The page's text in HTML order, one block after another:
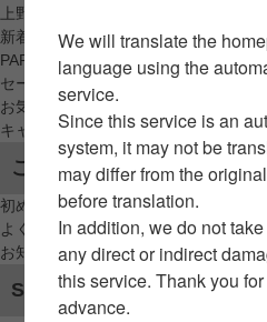
上野
新着アイテムから探す
PARCO限定アイテムから探す
セールアイテムから探す
お気に入りから探す
キャンペーン/クーポン対象から探す
ご利用案内
初めてのお客様へ
よくあるご質問 / お問い合わせ
お知らせ
SNSアカウント
We will translate the
language using the
service.
Since this service is an
system, it may not be
may differ from the
before translation.
In addition, we do not
any direct or indirect
this service. Thank you
advance.